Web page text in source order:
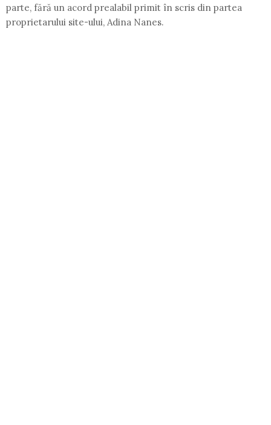
parte, fără un acord prealabil primit în scris din partea
proprietarului site-ului, Adina Nanes.